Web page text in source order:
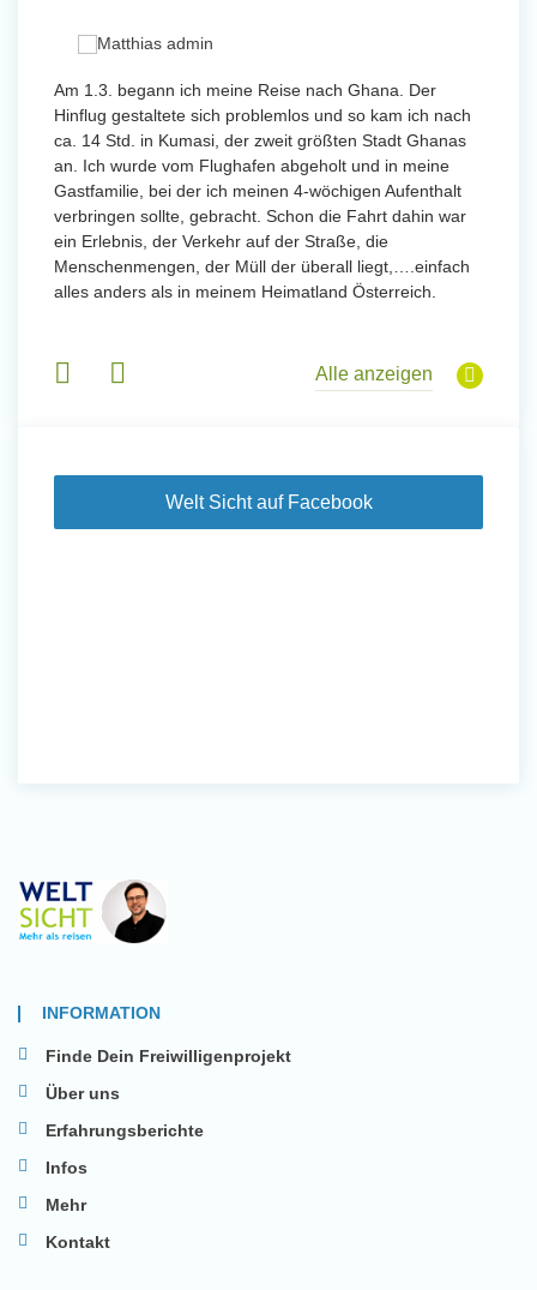
Am 1.3. begann ich meine Reise nach Ghana. Der
Hinflug gestaltete sich problemlos und so kam ich nach
ca. 14 Std. in Kumasi, der zweit größten Stadt Ghanas
an. Ich wurde vom Flughafen abgeholt und in meine
Gastfamilie, bei der ich meinen 4-wöchigen Aufenthalt
verbringen sollte, gebracht. Schon die Fahrt dahin war
ein Erlebnis, der Verkehr auf der Straße, die
Menschenmengen, der Müll der überall liegt,….einfach
alles anders als in meinem Heimatland Österreich.
Alle anzeigen
Welt Sicht auf Facebook
INFORMATION
Finde Dein Freiwilligenprojekt
Über uns
Erfahrungsberichte
Infos
Mehr
Kontakt